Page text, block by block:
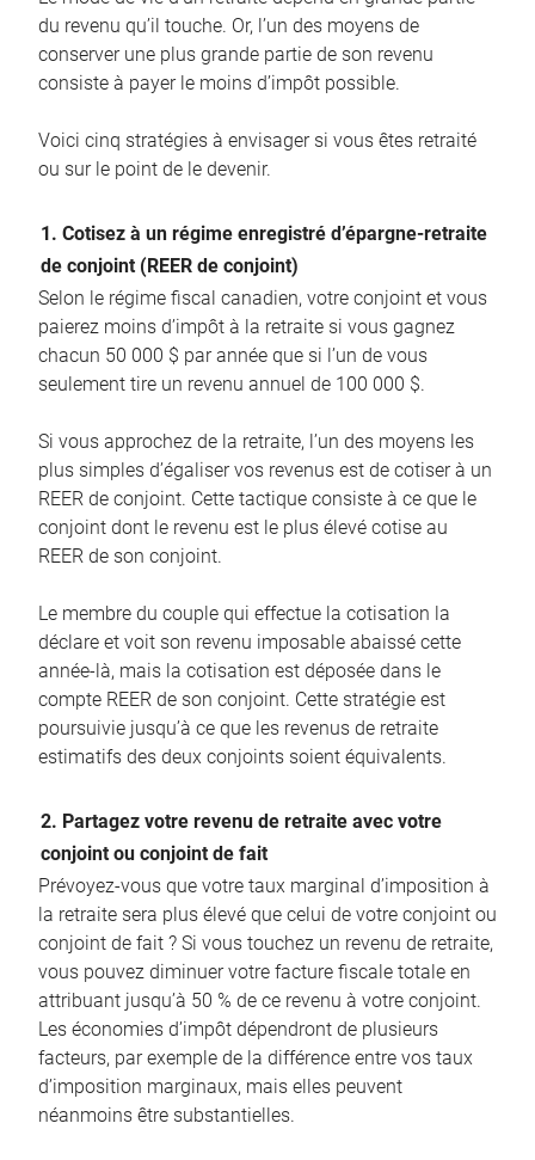
du revenu qu’il touche. Or, l’un des moyens de
conserver une plus grande partie de son revenu
consiste à payer le moins d’impôt possible.
Voici cinq stratégies à envisager si vous êtes retraité
ou sur le point de le devenir.
1. Cotisez à un régime enregistré d’épargne-retraite
de conjoint (REER de conjoint)
Selon le régime fiscal canadien, votre conjoint et vous
paierez moins d’impôt à la retraite si vous gagnez
chacun 50 000 $ par année que si l’un de vous
seulement tire un revenu annuel de 100 000 $.
Si vous approchez de la retraite, l’un des moyens les
plus simples d’égaliser vos revenus est de cotiser à un
REER de conjoint. Cette tactique consiste à ce que le
conjoint dont le revenu est le plus élevé cotise au
REER de son conjoint.
Le membre du couple qui effectue la cotisation la
déclare et voit son revenu imposable abaissé cette
année-là, mais la cotisation est déposée dans le
compte REER de son conjoint. Cette stratégie est
poursuivie jusqu’à ce que les revenus de retraite
estimatifs des deux conjoints soient équivalents.
2. Partagez votre revenu de retraite avec votre
conjoint ou conjoint de fait
Prévoyez-vous que votre taux marginal d’imposition à
la retraite sera plus élevé que celui de votre conjoint ou
conjoint de fait ? Si vous touchez un revenu de retraite,
vous pouvez diminuer votre facture fiscale totale en
attribuant jusqu’à 50 % de ce revenu à votre conjoint.
Les économies d’impôt dépendront de plusieurs
facteurs, par exemple de la différence entre vos taux
d’imposition marginaux, mais elles peuvent
néanmoins être substantielles.